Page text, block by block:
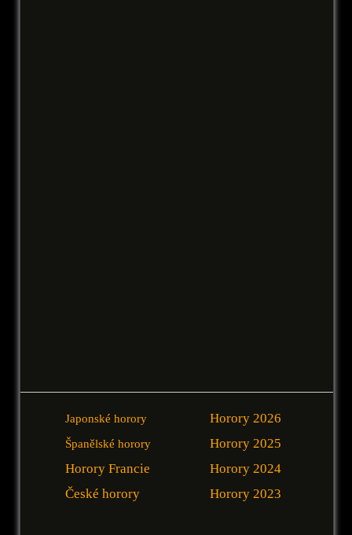
Japonské horory
Španělské horory
Horory Francie
České horory
Horory 2026
Horory 2025
Horory 2024
Horory 2023